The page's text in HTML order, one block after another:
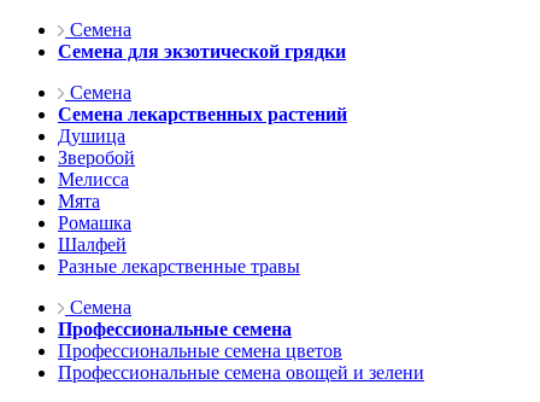
Семена
Семена для экзотической грядки
Семена
Семена лекарственных растений
Душица
Зверобой
Мелисса
Мята
Ромашка
Шалфей
Разные лекарственные травы
Семена
Профессиональные семена
Профессиональные семена цветов
Профессиональные семена овощей и зелени